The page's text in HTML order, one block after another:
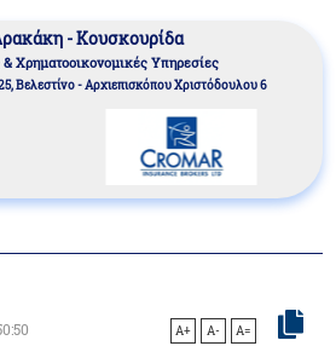
- Κουσκουρίδα
Χρηματοοικονομικές Υπηρεσίες
Βελεστίνο - Αρχιεπισκόπου Χριστόδουλου 6
A+ A- A=